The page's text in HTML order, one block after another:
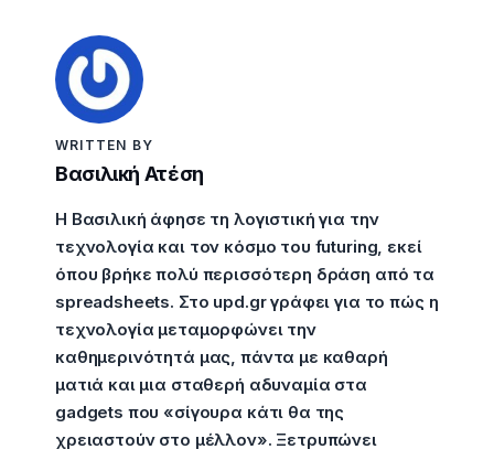
WRITTEN BY
Βασιλική Ατέση
Η Βασιλική άφησε τη λογιστική για την
τεχνολογία και τον κόσμο του futuring, εκεί
όπου βρήκε πολύ περισσότερη δράση από τα
spreadsheets. Στο upd.gr γράφει για το πώς η
τεχνολογία μεταμορφώνει την
καθημερινότητά μας, πάντα με καθαρή
ματιά και μια σταθερή αδυναμία στα
gadgets που «σίγουρα κάτι θα της
χρειαστούν στο μέλλον». Ξετρυπώνει